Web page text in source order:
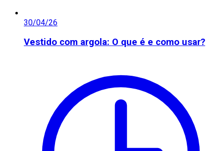
30/04/26
Vestido com argola: O que é e como usar?